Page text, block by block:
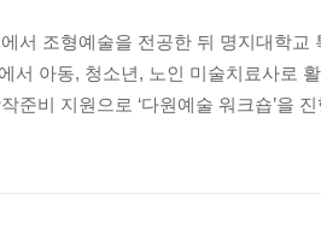
서 조형예술을 전공한 뒤 명지대학
서 아동, 청소년, 노인 미술치료사로
준비 지원으로 ‘다원예술 워크숍’을